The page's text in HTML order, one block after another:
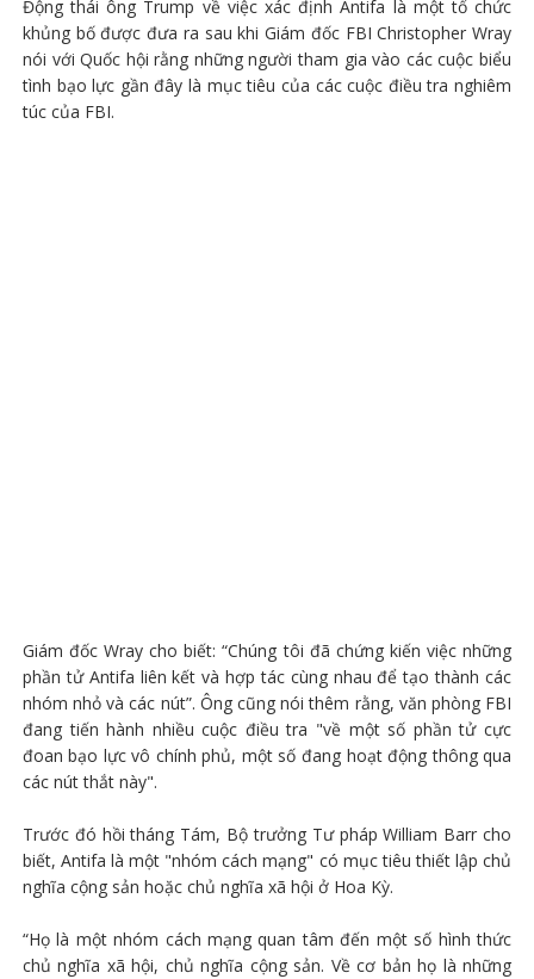
Động thái ông Trump về việc xác định Antifa là một tổ chức
khủng bố được đưa ra sau khi Giám đốc FBI Christopher Wray
nói với Quốc hội rằng những người tham gia vào các cuộc biểu
tình bạo lực gần đây là mục tiêu của các cuộc điều tra nghiêm
túc của FBI.
Giám đốc Wray cho biết: “Chúng tôi đã chứng kiến ​​việc những
phần tử Antifa liên kết và hợp tác cùng nhau để tạo thành các
nhóm nhỏ và các nút”. Ông cũng nói thêm rằng, văn phòng FBI
đang tiến hành nhiều cuộc điều tra "về một số phần tử cực
đoan bạo lực vô chính phủ, một số đang hoạt động thông qua
các nút thắt này".
Trước đó hồi tháng Tám, Bộ trưởng Tư pháp William Barr cho
biết, Antifa là một "nhóm cách mạng" có mục tiêu thiết lập chủ
nghĩa cộng sản hoặc chủ nghĩa xã hội ở Hoa Kỳ.
“Họ là một nhóm cách mạng quan tâm đến một số hình thức
chủ nghĩa xã hội, chủ nghĩa cộng sản. Về cơ bản họ là những